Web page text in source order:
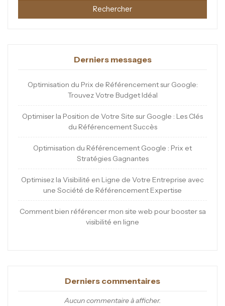
Rechercher
Derniers messages
Optimisation du Prix de Référencement sur Google:
Trouvez Votre Budget Idéal
Optimiser la Position de Votre Site sur Google : Les Clés
du Référencement Succès
Optimisation du Référencement Google : Prix et
Stratégies Gagnantes
Optimisez la Visibilité en Ligne de Votre Entreprise avec
une Société de Référencement Expertise
Comment bien référencer mon site web pour booster sa
visibilité en ligne
Derniers commentaires
Aucun commentaire à afficher.